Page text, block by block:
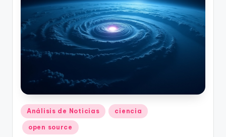
Publicado
en
Análisis de Noticias ciencia
open source